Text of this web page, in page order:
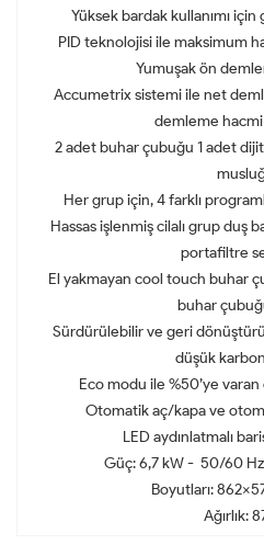
Yüksek bardak kullanımı için
PID teknolojisi ile maksimum
Yumuşak ön
Accumetrix sistemi ile net
demleme
2 adet buhar çubuğu 1 adet
Her grup için, 4 farklı
Hassas işlenmiş cilalı grup duş
portafiltre
El yakmayan cool touch buhar
buhar
Sürdürülebilir ve geri
düşük
Eco modu ile %50’ye
Otomatik aç/kapa ve
LED aydınlatmalı
Güç: 6,7 kW - 50/60
Boyutları:
Ağırlık: